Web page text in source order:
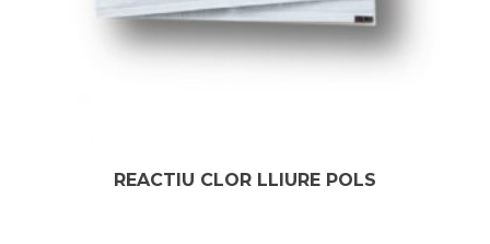
REACTIU CLOR LLIURE POLS